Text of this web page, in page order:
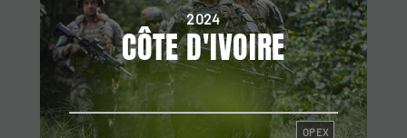
2024
CÔTE D'IVOIRE
OPEX